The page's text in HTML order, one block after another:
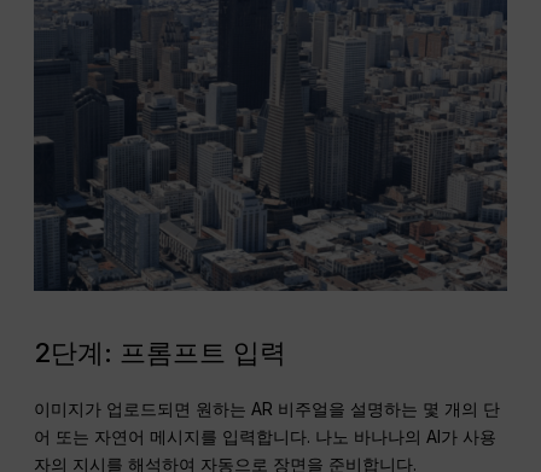
2단계: 프롬프트 입력
이미지가 업로드되면 원하는 AR 비주얼을 설명하는 몇 개의 단
어 또는 자연어 메시지를 입력합니다. 나노 바나나의 AI가 사용
자의 지시를 해석하여 자동으로 장면을 준비합니다.